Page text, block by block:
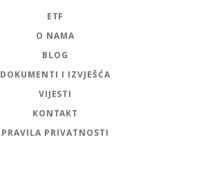
ETF
O NAMA
BLOG
DOKUMENTI I IZVJEŠĆA
VIJESTI
KONTAKT
PRAVILA PRIVATNOSTI